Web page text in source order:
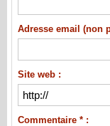
Adresse email (non
Site web :
Commentaire * :